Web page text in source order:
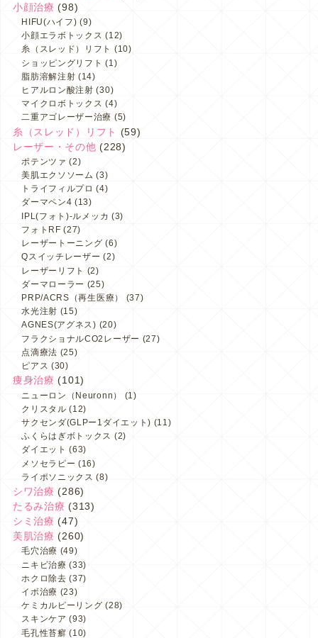
小顔治療 (98)
HIFU(ハイフ) (9)
小顔エラボトックス (12)
糸（スレッド）リフト (10)
ショッピングリフト (1)
脂肪溶解注射 (14)
ヒアルロン酸注射 (30)
マイクロボトックス (4)
二重アゴレーザー治療 (5)
糸（スレッド）リフト
(59)
レーザー・その他 (228)
ポテンツァ (2)
美肌エクソソーム (3)
トライフィルプロ (4)
ダーマペン4 (13)
IPL(フォト)-ルメッカ (3)
フォトRF (27)
レーザートーニング (6)
Qスイッチレーザー (2)
レーザーリフト (2)
ダーマローラー (25)
PRP/ACRS（再生医療）
(37)
水光注射 (15)
AGNES(アグネス) (20)
フラクショナルCO2レーザー (27)
点滴療法 (25)
ピアス (30)
痩身治療 (101)
ニューロン（Neuronn）
(1)
クリスタル (12)
サクセンダ(GLPー1ダイエット) (11)
ふくらはぎボトックス (2)
ダイエット (63)
メソセラピー (16)
ライポソニックス (8)
シワ治療 (286)
たるみ治療 (313)
シミ治療 (47)
美肌治療 (260)
毛穴治療 (49)
ニキビ治療 (33)
ホクロ除去 (37)
イボ治療 (23)
ケミカルピーリング (28)
スキンケア (93)
毛孔性苔癬 (10)